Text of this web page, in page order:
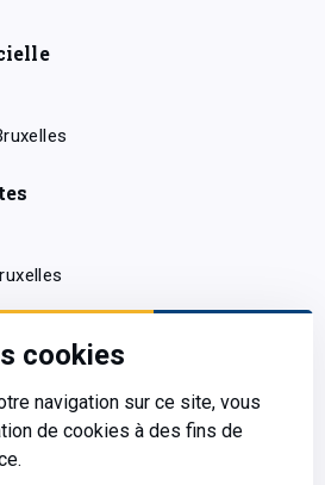
cookies
navigation sur ce site, vous
de cookies à des fins de